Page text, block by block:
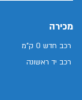
מכירה
רכב חדש 0 ק"מ
רכב יד ראשונה